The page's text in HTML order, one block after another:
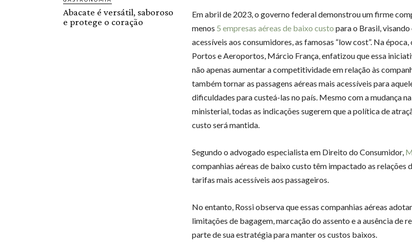
Abacate é versátil, saboroso
e protege o coração
Em abril de 2023, o governo federal demonstrou um firme
menos 5 empresas aéreas de baixo custo para o Brasil,
acessíveis aos consumidores, as famosas “low cost”. Na
Portos e Aeroportos, Márcio França, enfatizou que essa
não apenas aumentar a competitividade em relação às
também tornar as passagens aéreas mais acessíveis para
dificuldades para custeá-las no país. Mesmo com a mudança
ministerial, todas as indicações sugerem que a política de
custo será mantida.
Segundo o advogado especialista em Direito do Consumidor,
companhias aéreas de baixo custo têm impactado as relações
tarifas mais acessíveis aos passageiros.
No entanto, Rossi observa que essas companhias aéreas
limitações de bagagem, marcação do assento e a ausência de
parte de sua estratégia para manter os custos baixos.